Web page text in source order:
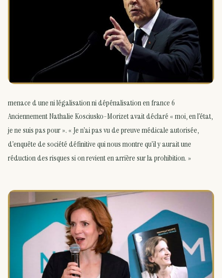
menace d une ni légalisation ni dépénalisation en france 6
Anciennement Nathalie Kosciusko-Morizet avait déclaré « moi, en l’état,
je ne suis pas pour ». « Je n’ai pas vu de preuve médicale autorisée,
d’enquête de société définitive qui nous montre qu’il y aurait une
réduction des risques si on revient en arrière sur la prohibition. »